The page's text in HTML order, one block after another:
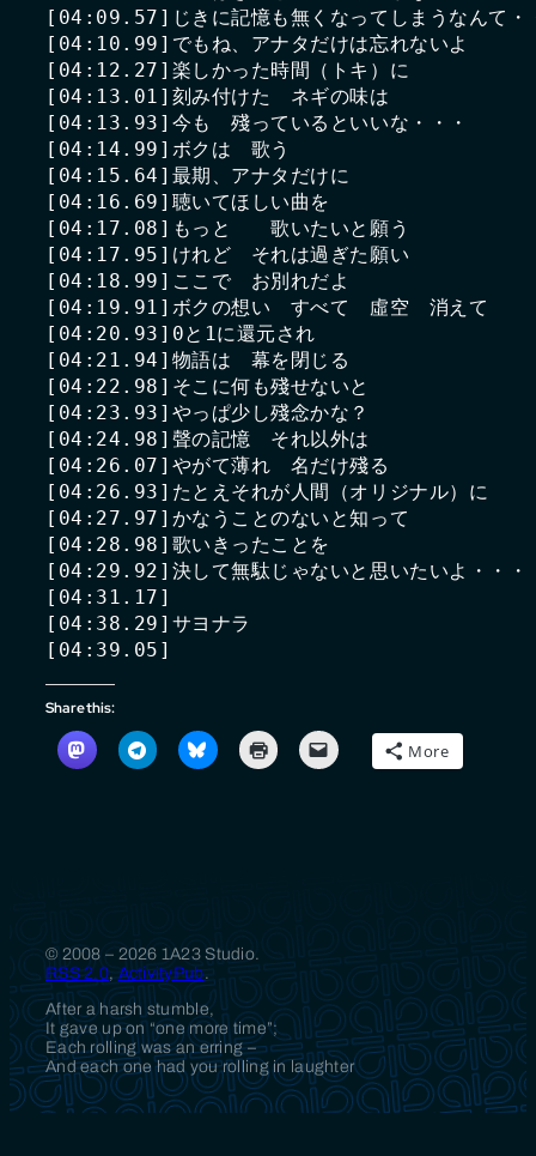
[04:09.57]じきに記憶も無くなってしまうなんて・
[04:10.99]でもね、アナタだけは忘れないよ
[04:12.27]楽しかった時間（トキ）に
[04:13.01]刻み付けた　ネギの味は
[04:13.93]今も　殘っているといいな・・・
[04:14.99]ボクは　歌う
[04:15.64]最期、アナタだけに
[04:16.69]聴いてほしい曲を
[04:17.08]もっと　　歌いたいと願う
[04:17.95]けれど　それは過ぎた願い
[04:18.99]ここで　お別れだよ
[04:19.91]ボクの想い　すべて　虛空　消えて
[04:20.93]0と1に還元され
[04:21.94]物語は　幕を閉じる
[04:22.98]そこに何も殘せないと
[04:23.93]やっぱ少し殘念かな？
[04:24.98]聲の記憶　それ以外は
[04:26.07]やがて薄れ　名だけ殘る
[04:26.93]たとえそれが人間（オリジナル）に
[04:27.97]かなうことのないと知って
[04:28.98]歌いきったことを
[04:29.92]決して無駄じゃないと思いたいよ・・・
[04:31.17]
[04:38.29]サヨナラ
Share this:
More
© 2008 – 2026 1A23 Studio.
RSS 2.0, ActivityPub.
After a harsh stumble,
It gave up on “one more time”;
Each rolling was an erring –
And each one had you rolling in laughter